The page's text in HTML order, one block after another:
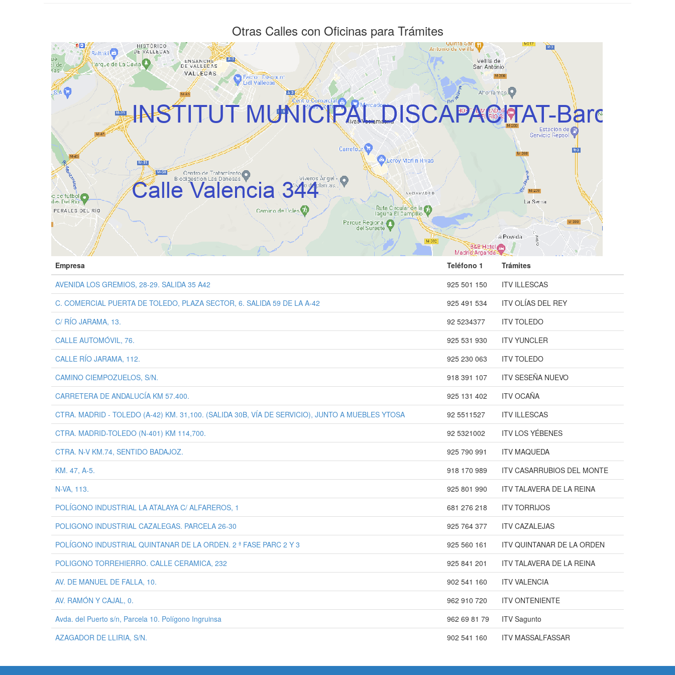
Otras Calles con Oficinas para Trámites
Empresa Teléfono 1
Trámites
AVENIDA LOS GREMIOS, 28-29. SALIDA 35 A42
925 501 150
ITV ILLESCAS
C. COMERCIAL PUERTA DE TOLEDO, PLAZA SECTOR, 6. SALIDA 59 DE LA A-42
925 491 534
ITV OLÍAS DEL REY
C/ RÍO JARAMA, 13.
92 5234377
ITV TOLEDO
CALLE AUTOMÓVIL, 76.
925 531 930
ITV YUNCLER
CALLE RÍO JARAMA, 112.
925 230 063
ITV TOLEDO
CAMINO CIEMPOZUELOS, S/N.
918 391 107
ITV SESEÑA NUEVO
CARRETERA DE ANDALUCÍA KM 57.400.
925 131 402
ITV OCAÑA
CTRA. MADRID - TOLEDO (A-42) KM. 31,100. (SALIDA 30B, VÍA DE SERVICIO), JUNTO A MUEBLES YTOSA
92 5511527
ITV ILLESCAS
CTRA. MADRID-TOLEDO (N-401) KM 114,700.
92 5321002
ITV LOS YÉBENES
CTRA. N-V KM.74, SENTIDO BADAJOZ.
925 790 991
ITV MAQUEDA
KM. 47, A-5.
918 170 989
ITV CASARRUBIOS DEL MONTE
N-VA, 113.
925 801 990
ITV TALAVERA DE LA REINA
POLÍGONO INDUSTRIAL LA ATALAYA C/ ALFAREROS, 1
681 276 218
ITV TORRIJOS
POLIGONO INDUSTRIAL CAZALEGAS. PARCELA 26-30
925 764 377
ITV CAZALEJAS
POLÍGONO INDUSTRIAL QUINTANAR DE LA ORDEN. 2 ª FASE PARC 2 Y 3
925 560 161
ITV QUINTANAR DE LA ORDEN
POLIGONO TORREHIERRO. CALLE CERAMICA, 232
925 841 201
ITV TALAVERA DE LA REINA
AV. DE MANUEL DE FALLA, 10.
902 541 160
ITV VALENCIA
AV. RAMÓN Y CAJAL, 0.
962 910 720
ITV ONTENIENTE
Avda. del Puerto s/n, Parcela 10. Polígono Ingruinsa
962 69 81 79
ITV Sagunto
AZAGADOR DE LLIRIA, S/N.
902 541 160 ITV MASSALFASSAR